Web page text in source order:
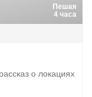
Пешая
4 часа
о локациях